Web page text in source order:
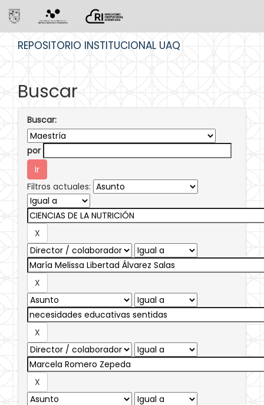
REPOSITORIO INSTITUCIONAL UAQ
Buscar
Buscar:
por
Filtros actuales: